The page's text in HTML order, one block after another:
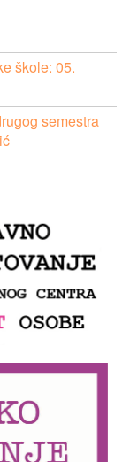
škole: 05.
semestra